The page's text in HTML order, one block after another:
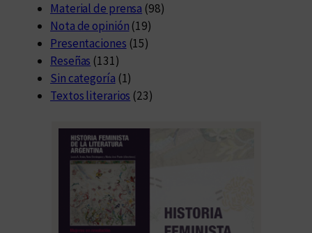
Material de prensa (98)
Nota de opinión (19)
Presentaciones (15)
Reseñas (131)
Sin categoría (1)
Textos literarios (23)